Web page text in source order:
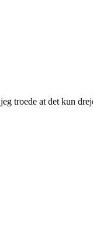
troede at det kun